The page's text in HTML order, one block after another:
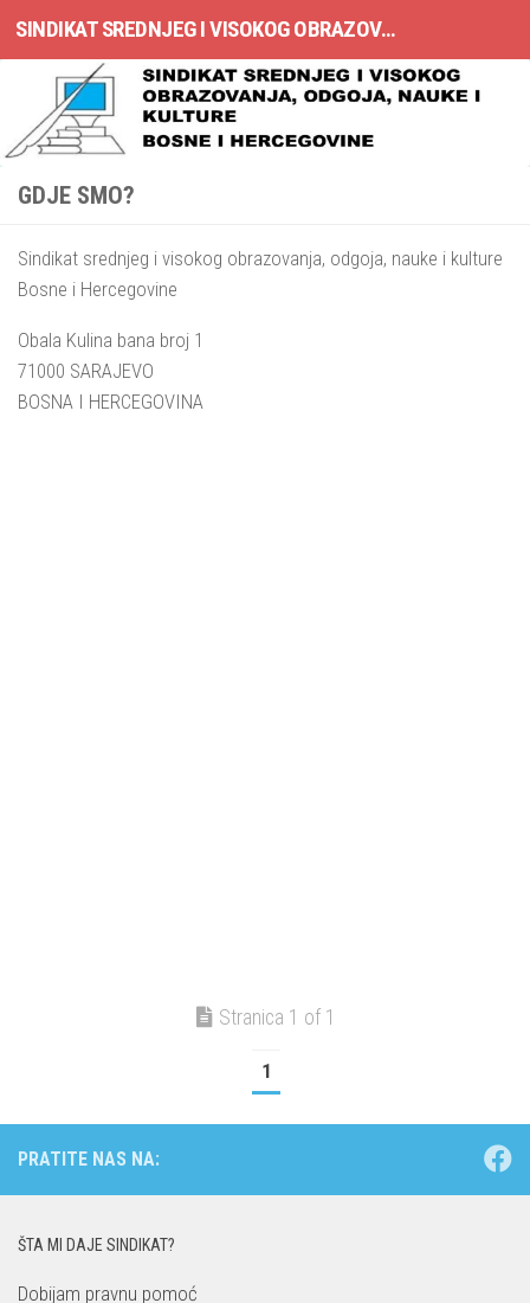
Skip to content SINDIKAT SREDNJEG I VISOKOG OBRAZOVANJA, ODGOJA, NAUKE I KULTURE BOSNE I HERCEGOVINE
GDJE SMO?
Sindikat srednjeg i visokog obrazovanja, odgoja, nauke i kulture
Bosne i Hercegovine
Obala Kulina bana broj 1
71000 SARAJEVO
BOSNA I HERCEGOVINA
Stranica 1 of 1
1
PRATITE NAS NA:
ŠTA MI DAJE SINDIKAT?
Dobijam pravnu pomoć